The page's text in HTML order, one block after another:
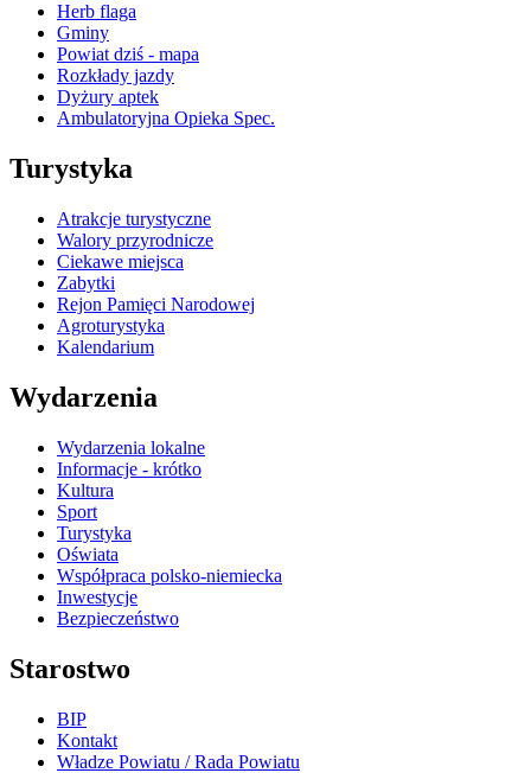
Herb flaga
Gminy
Powiat dziś - mapa
Rozkłady jazdy
Dyżury aptek
Ambulatoryjna Opieka Spec.
Turystyka
Atrakcje turystyczne
Walory przyrodnicze
Ciekawe miejsca
Zabytki
Rejon Pamięci Narodowej
Agroturystyka
Kalendarium
Wydarzenia
Wydarzenia lokalne
Informacje - krótko
Kultura
Sport
Turystyka
Oświata
Współpraca polsko-niemiecka
Inwestycje
Bezpieczeństwo
Starostwo
BIP
Kontakt
Władze Powiatu / Rada Powiatu